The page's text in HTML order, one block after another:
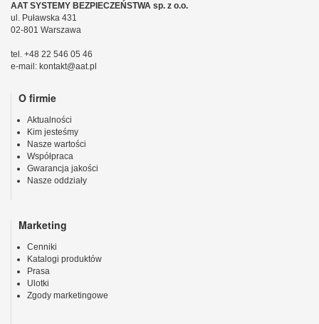
AAT SYSTEMY BEZPIECZEŃSTWA sp. z o.o.
ul. Puławska 431
02-801 Warszawa
tel. +48 22 546 05 46
e-mail: kontakt@aat.pl
O firmie
Aktualności
Kim jesteśmy
Nasze wartości
Współpraca
Gwarancja jakości
Nasze oddziały
Marketing
Cenniki
Katalogi produktów
Prasa
Ulotki
Zgody marketingowe